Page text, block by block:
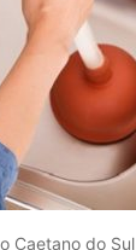
Caetano do Sul